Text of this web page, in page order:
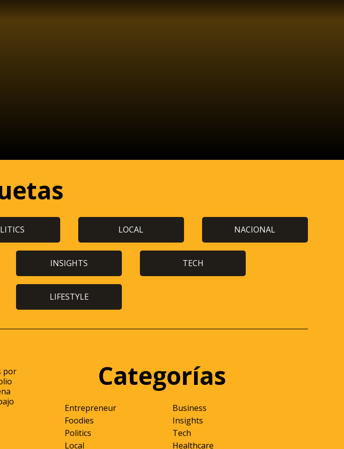
LOCAL NACIONAL
INSIGHTS TECH
LIFESTYLE
por
Categorías
Entrepreneur
Foodies
Politics
Local
Business
Insights
Tech
Healthcare